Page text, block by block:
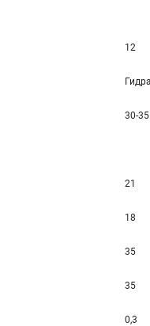
12
30-35
21
18
35
35
0,3